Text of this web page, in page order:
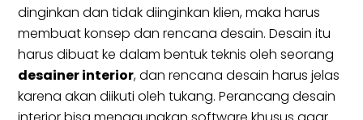
dinginkan dan tidak diinginkan klien, maka harus
membuat konsep dan rencana desain. Desain itu
harus dibuat ke dalam bentuk teknis oleh seorang
desainer interior, dan rencana desain harus jelas
karena akan diikuti oleh tukang. Perancang desain